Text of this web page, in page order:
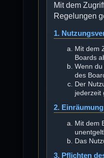
Mit dem
Regelungen
1.
Mit dem
Boards
Wenn
des
Der
jederzeit
2.
Mit dem
Das
3. Pflichten